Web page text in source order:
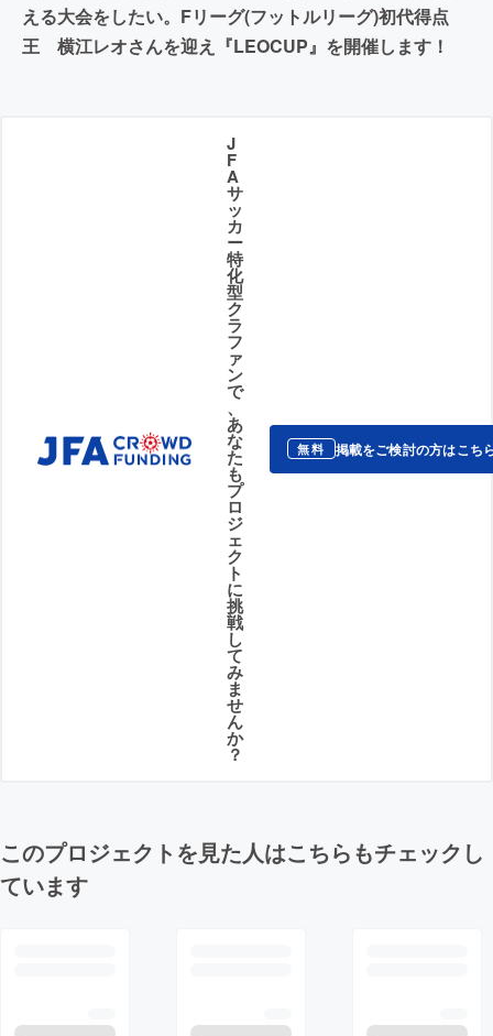
える大会をしたい。Fリーグ(フットルリーグ)初代得点
王 横江レオさんを迎え『LEOCUP』を開催します！
J
F
A
サ
ッ
カ
ー
特
化
型
ク
ラ
フ
ァ
ン
で
、
あ
な
た
も
プ
ロ
ジ
ェ
ク
ト
に
挑
戦
し
て
み
ま
せ
ん
か
？
無料 掲載をご検討の方はこち
このプロジェクトを見た人はこちらもチェックし
ています